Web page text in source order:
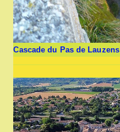
Cascade du Pas de Lauzens